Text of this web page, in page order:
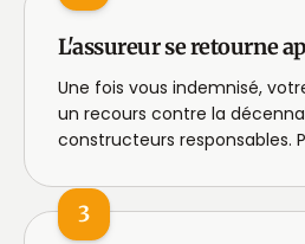
L'assureur se retourne
Une fois vous indemnisé,
un recours contre la
constructeurs responsables.
3